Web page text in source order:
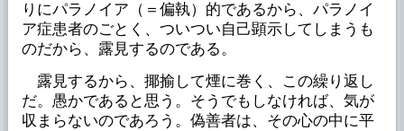
りにパラノイア（＝偏執）的であるから、パラノイ
ア症患者のごとく、ついつい自己顕示してしまうも
のだから、露見するのである。
露見するから、揶揄して煙に巻く、この繰り返し
だ。愚かであると思う。そうでもしなければ、気が
収まらないのであろう。偽善者は、その心の中に平